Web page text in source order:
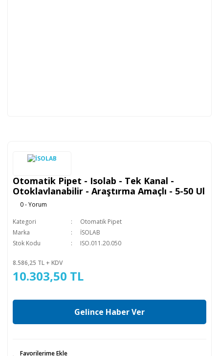
Otomatik Pipet - Isolab - Tek Kanal -
Otoklavlanabilir - Araştırma Amaçlı - 5-50 Ul
0 - Yorum
Kategori
Otomatik Pipet
Marka
İSOLAB
Stok Kodu
ISO.011.20.050
8.586,25 TL + KDV
10.303,50 TL
Gelince Haber Ver